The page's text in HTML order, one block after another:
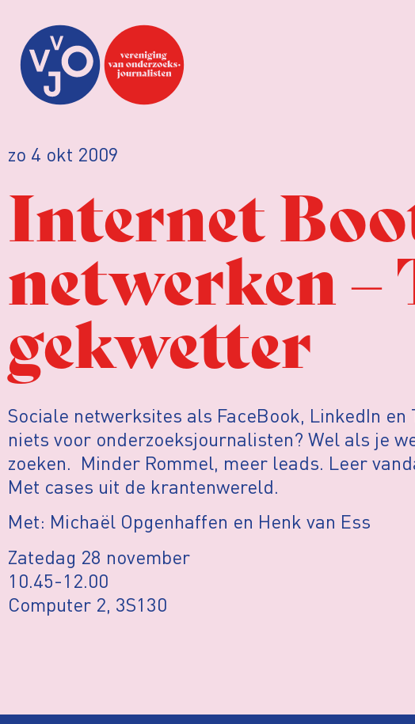
zo 4 okt 2009
Internet
netwerken
gekwetter
Sociale netwerksites als FaceBook, LinkedIn
niets voor onderzoeksjournalisten? Wel als je
zoeken. Minder Rommel, meer leads. Leer
Met cases uit de krantenwereld.
Met: Michaël Opgenhaffen en Henk van Ess
Zatedag 28 november
10.45-12.00
Computer 2, 3S130